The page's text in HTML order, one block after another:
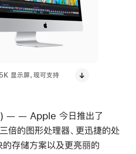
显示屏，现可支持
— — Apple 今日推出了
倍的图形处理器、更迅捷的处
存储方案以及更亮丽的